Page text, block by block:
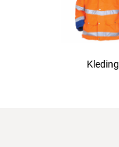
Kleding